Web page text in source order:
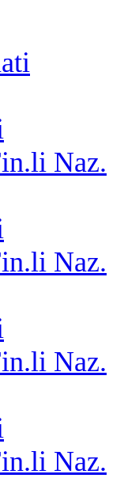
Naz.
Naz.
Naz.
Naz.